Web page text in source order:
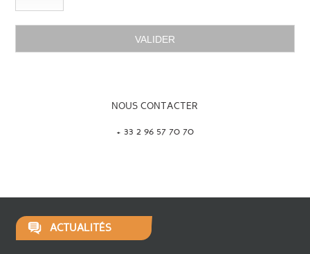
NOUS CONTACTER
+ 33 2 96 57 70 70
ACTUALITÉS